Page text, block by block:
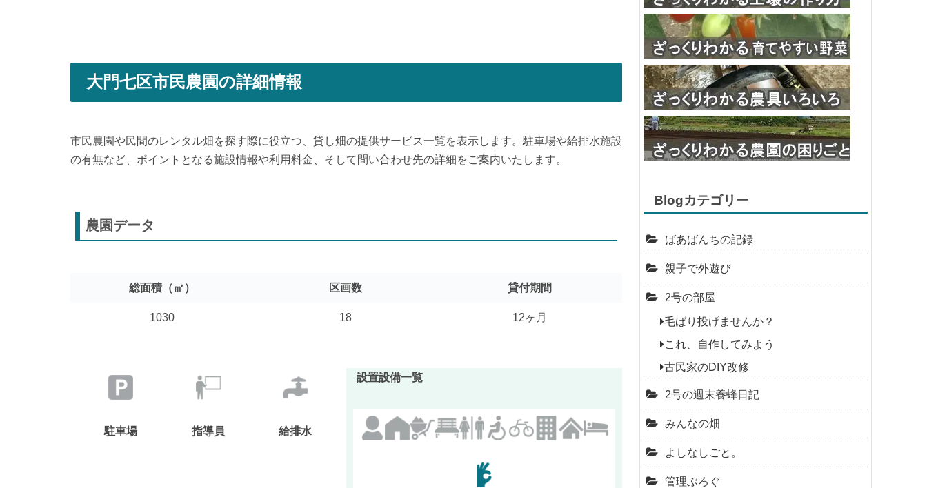
大門七区市民農園の詳細情報
市民農園や民間のレンタル畑を探す際に役立つ、貸し畑の提供サービス一覧を表示します。駐車場や給排水施設
の有無など、ポイントとなる施設情報や利用料金、そして問い合わせ先の詳細をご案内いたします。
農園データ
総面積（㎡） 区画数 貸付期間
1030 18 12ヶ月
駐車場 指導員 給排水
設置設備一覧
Blogカテゴリー
ばあばんちの記録
親子で外遊び
2号の部屋
毛ばり投げませんか？
これ、自作してみよう
古民家のDIY改修
2号の週末養蜂日記
みんなの畑
よしなしごと。
管理ぶろぐ